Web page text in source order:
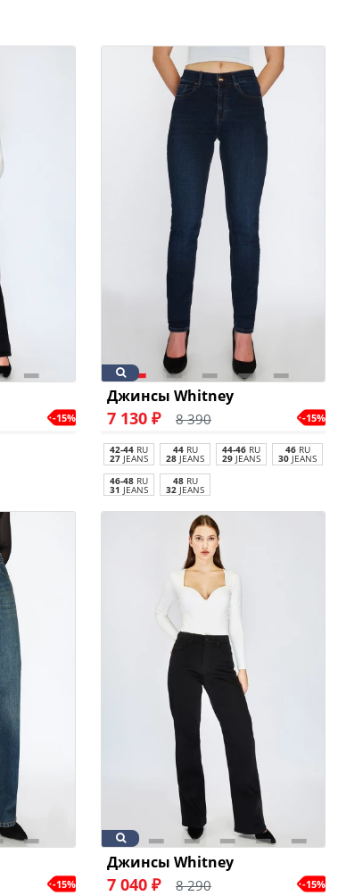
-15%
Джинсы Whitney
7 130 ₽ 8 390 -15%
42-44 RU
27 JEANS
44RU
28 JEANS
44-46 RU
29 JEANS
46RU
30 JEANS
46-48 RU
31 JEANS
48RU
32 JEANS
-15%
Джинсы Whitney
7 040 ₽ 8 290 -15%